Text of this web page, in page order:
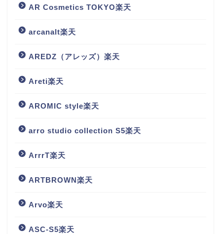
AR Cosmetics TOKYO楽天
arcanalt楽天
AREDZ（アレッズ）楽天
Areti楽天
AROMIC style楽天
arro studio collection S5楽天
ArrrT楽天
ARTBROWN楽天
Arvo楽天
ASC-S5楽天